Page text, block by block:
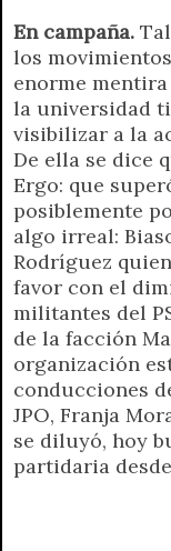
En campaña.
los
enorme
la universidad
visibilizar a la
De ella se dice
Ergo: que
posiblemente
algo irreal:
Rodríguez
favor con el
militantes del
de la facción
organización
conducciones
JPO, Franja
se diluyó, hoy
partidaria